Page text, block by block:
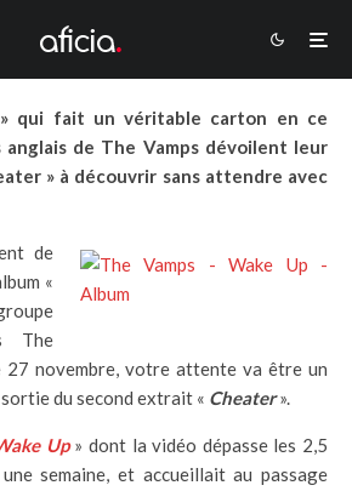
qui fait un véritable carton en ce
anglais de The Vamps dévoilent leur
» à découvrir sans attendre avec
de
«
The
27 novembre, votre attente va être un
du second extrait « Cheater».
Up » dont la vidéo dépasse les 2,5
semaine, et accueillait au passage